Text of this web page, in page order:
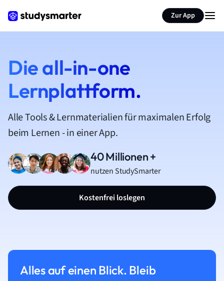
Zur App
Die all-in-one
Lernplattform.
Alle Tools & Lernmaterialien für maximalen Erfolg
beim Lernen - in einer App.
40 Millionen +
nutzen StudySmarter
Kostenfrei loslegen
Alles auf einen Blick. Bleib